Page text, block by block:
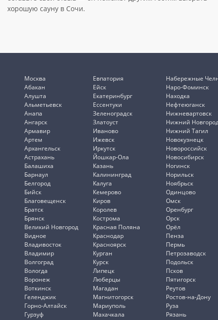
хорошую сауну в Сочи.
Москва
Абакан
Алушта
Альметьевск
Анапа
Ангарск
Армавир
Артем
Архангельск
Астрахань
Балашиха
Барнаул
Белгород
Бийск
Благовещенск
Братск
Брянск
Великий Новгород
Видное
Владивосток
Владимир
Волгоград
Вологда
Воронеж
Воткинск
Геленджик
Горно-Алтайск
Гурзуф
Евпатория
Ейск
Екатеринбург
Ессентуки
Зеленоградск
Златоуст
Иваново
Ижевск
Иркутск
Йошкар-Ола
Казань
Калининград
Калуга
Кемерово
Киров
Королев
Кострома
Красная Поляна
Краснодар
Красноярск
Курган
Курск
Липецк
Люберцы
Магадан
Магнитогорск
Мариуполь
Махачкала
Набережные
Наро-Фоминск
Находка
Нефтеюганск
Нижневартовск
Нижний
Нижний Тагил
Новокузнецк
Новороссийск
Новосибирск
Ногинск
Норильск
Ноябрьск
Одинцово
Омск
Оренбург
Орск
Орёл
Пенза
Пермь
Петрозаводск
Подольск
Псков
Пятигорск
Реутов
Ростов-на-Дону
Руза
Рязань